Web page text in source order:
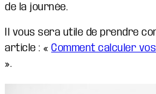
de la journée.
Il vous sera utile de prendre
article : « Comment calculer
».